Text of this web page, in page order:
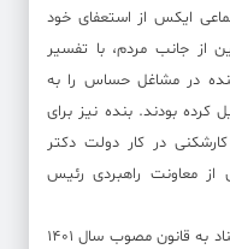
اجتماعی ایکس از استعفای خود
از جانب مردم، با تفسیر
۱۴۰۱ ، اشتغال بنده در مشاغل حساس را به
کرده بودند. بنده نیز برای
کارشکنی در کار دولت دکتر
از معاونت راهبردی رئیس
روایت فشارها به ظریف و پزشکیان با استناد به قانون مصوب سال ۱۴۰۱